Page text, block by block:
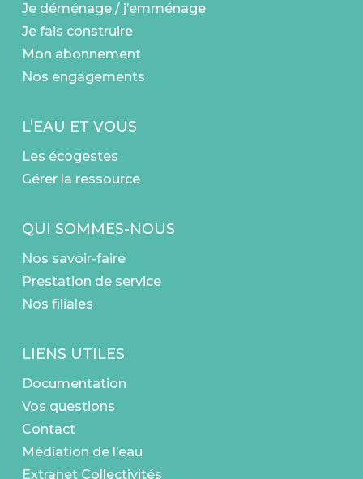
Je déménage / j’emménage
Je fais construire
Mon abonnement
Nos engagements
L’EAU ET VOUS
Les écogestes
Gérer la ressource
QUI SOMMES-NOUS
Nos savoir-faire
Prestation de service
Nos filiales
LIENS UTILES
Documentation
Vos questions
Contact
Médiation de l’eau
Extranet Collectivités